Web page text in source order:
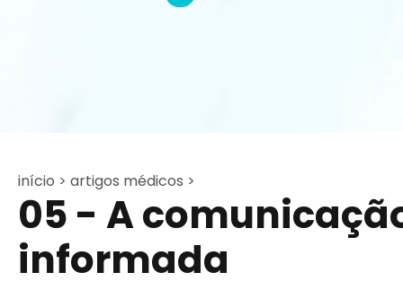
início > artigos médicos >
05 - A
informada